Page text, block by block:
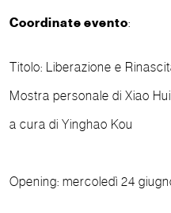
Coordinate evento:
Titolo: Liberazione e
Mostra personale di Xiao
a cura di Yinghao Kou
Opening: mercoledì 24